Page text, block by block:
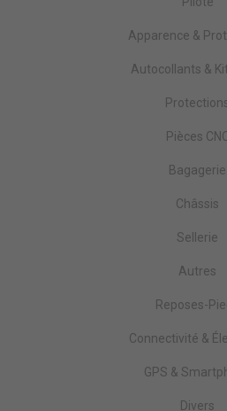
Apparence &
Autocollants &
Pièces
Bagagerie
Châssis
Sellerie
Autres
Reposes-
Connectivité &
GPS &
Divers